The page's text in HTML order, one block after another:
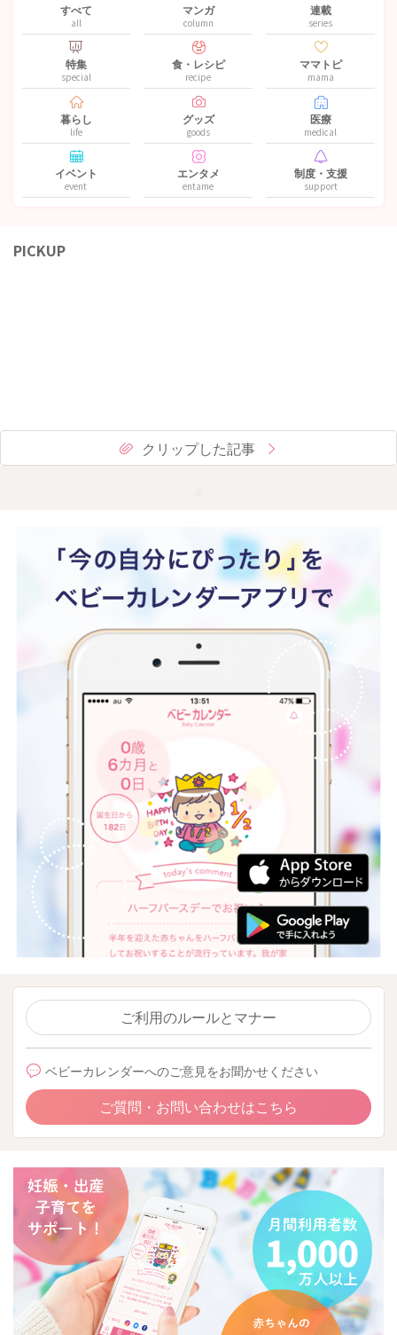
すべて
all
マンガ
column
連載
series
特集
special
食・レシピ
recipe
ママトピ
mama
暮らし
life
グッズ
goods
医療
medical
イベント
event
エンタメ
entame
制度・支援
support
PICKUP
クリップした記事
ご利用のルールとマナー
ベビーカレンダーへのご意見をお聞かせください
ご質問・お問い合わせはこちら